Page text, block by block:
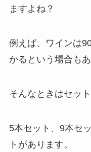
ますよね？
例えば、ワインは
かるという場合もあ
そんなときはセッ
5本セット、9本セ
トがあります。